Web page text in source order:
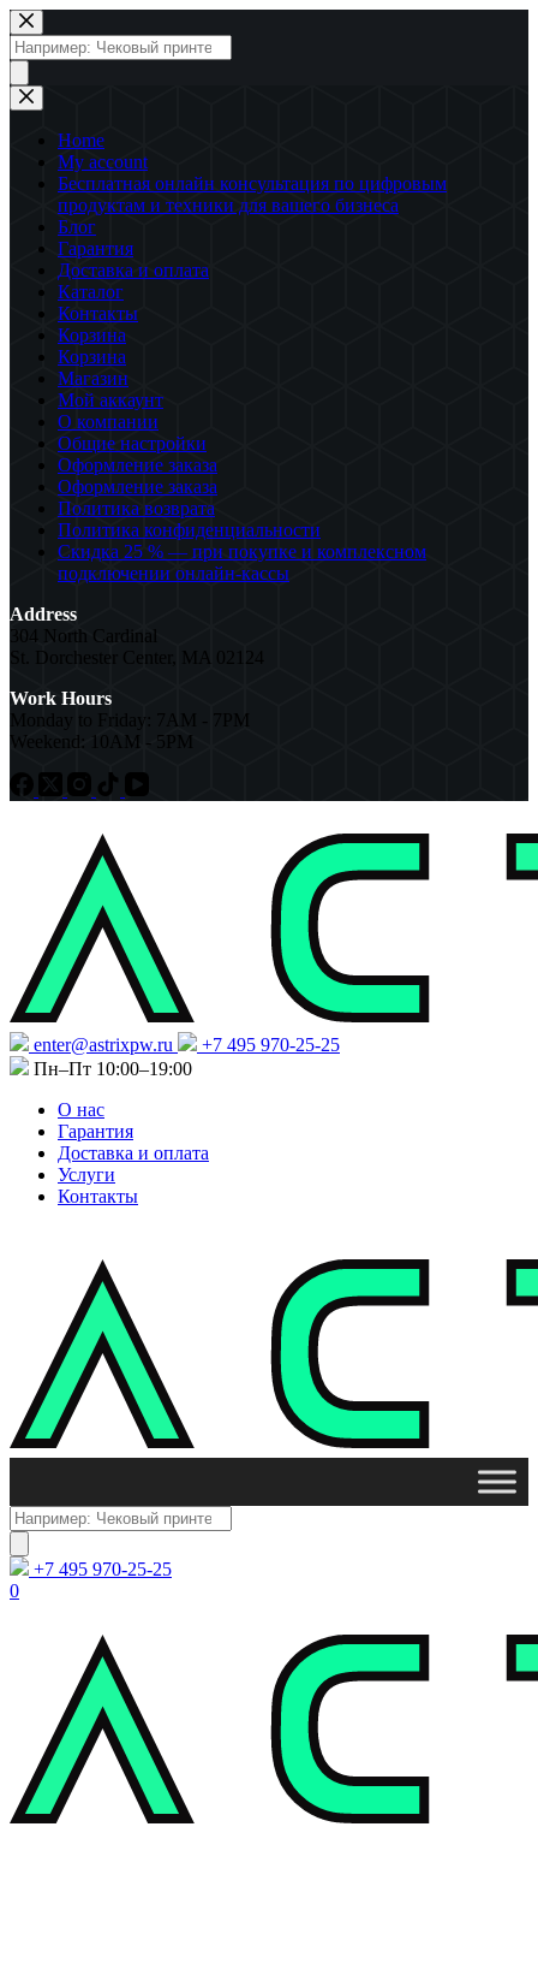
Перейти
к
сути
Поиск
товаров
Home
My account
Бесплатная онлайн консультация по цифровым
продуктам и техники для вашего бизнеса
Блог
Гарантия
Доставка и оплата
Каталог
Контакты
Корзина
Корзина
Магазин
Мой аккаунт
О компании
Общие настройки
Оформление заказа
Оформление заказа
Политика возврата
Политика конфиденциальности
Скидка 25 % — при покупке и комплексном
подключении онлайн-кассы
Address
304 North Cardinal
St. Dorchester Center, MA 02124
Work Hours
Monday to Friday: 7AM - 7PM
Weekend: 10AM - 5PM
enter@astrixpw.ru
+7 495 970-25-25
Пн–Пт 10:00–19:00
О нас
Гарантия
Доставка и оплата
Услуги
Контакты
Поиск
товаров
+7 495 970-25-25
0